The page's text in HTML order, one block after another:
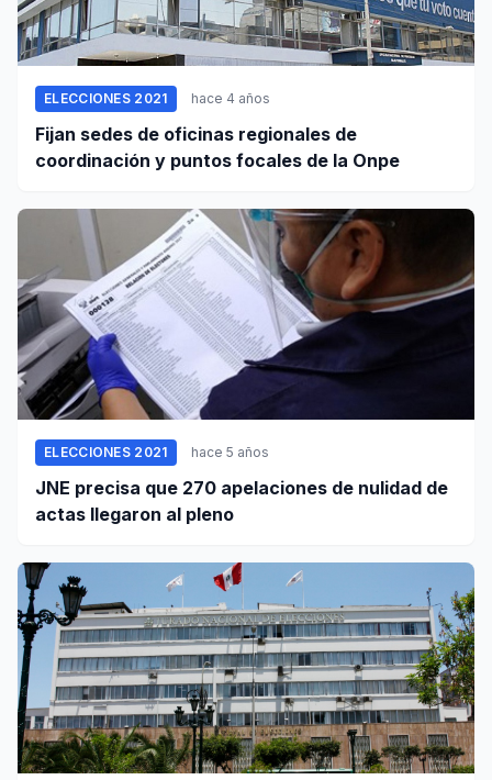
ELECCIONES 2021 hace 4 años
Fijan sedes de oficinas regionales de
coordinación y puntos focales de la Onpe
ELECCIONES 2021 hace 5 años
JNE precisa que 270 apelaciones de nulidad de
actas llegaron al pleno